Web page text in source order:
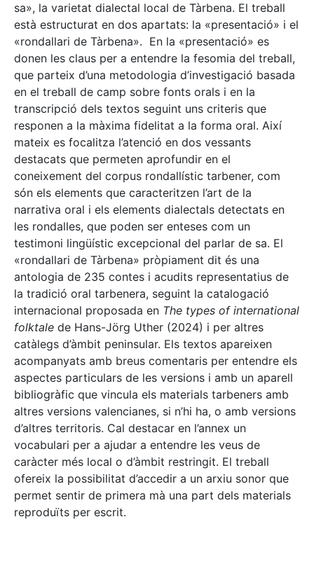
sa», la varietat dialectal local de Tàrbena. El treball
està estructurat en dos apartats: la «presentació» i el
«rondallari de Tàrbena». En la «presentació» es
donen les claus per a entendre la fesomia del treball,
que parteix d’una metodologia d’investigació basada
en el treball de camp sobre fonts orals i en la
transcripció dels textos seguint uns criteris que
responen a la màxima fidelitat a la forma oral. Així
mateix es focalitza l’atenció en dos vessants
destacats que permeten aprofundir en el
coneixement del corpus rondallístic tarbener, com
són els elements que caracteritzen l’art de la
narrativa oral i els elements dialectals detectats en
les rondalles, que poden ser enteses com un
testimoni lingüístic excepcional del parlar de sa. El
«rondallari de Tàrbena» pròpiament dit és una
antologia de 235 contes i acudits representatius de
la tradició oral tarbenera, seguint la catalogació
internacional proposada en The types of international
folktale de Hans-Jörg Uther (2024) i per altres
catàlegs d’àmbit peninsular. Els textos apareixen
acompanyats amb breus comentaris per entendre els
aspectes particulars de les versions i amb un aparell
bibliogràfic que vincula els materials tarbeners amb
altres versions valencianes, si n’hi ha, o amb versions
d’altres territoris. Cal destacar en l’annex un
vocabulari per a ajudar a entendre les veus de
caràcter més local o d’àmbit restringit. El treball
ofereix la possibilitat d’accedir a un arxiu sonor que
permet sentir de primera mà una part dels materials
reproduïts per escrit.